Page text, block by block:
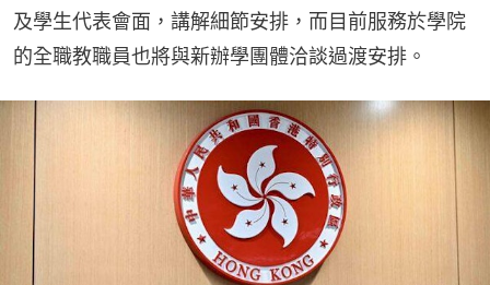
及學生代表會面，講解細節安排，而目前服務於學院
的全職教職員也將與新辦學團體洽談過渡安排。